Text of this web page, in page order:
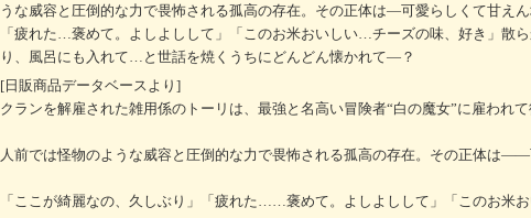
うな威容と圧倒的な力で畏怖される孤高の存在。その正体は―可愛らしくて甘え
「疲れた…褒めて。よしよしして」「このお米おいしい…チーズの味、好き」散
り、風呂にも入れて…と世話を焼くうちにどんどん懐かれて―？
[日販商品データベースより]
クランを解雇された雑用係のトーリは、最強と名高い冒険者“白の魔女”に雇われて
人前では怪物のような威容と圧倒的な力で畏怖される孤高の存在。その正体は
「ここが綺麗なの、久しぶり」「疲れた……褒めて。よしよしして」「このお米